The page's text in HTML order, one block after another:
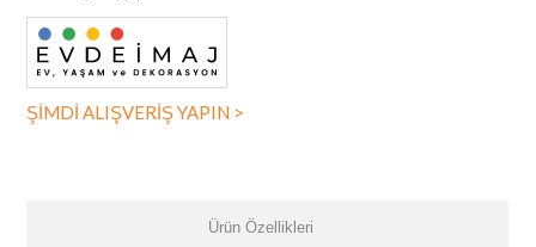
ŞİMDİ ALIŞVERİŞ YAPIN >
Ürün Özellikleri